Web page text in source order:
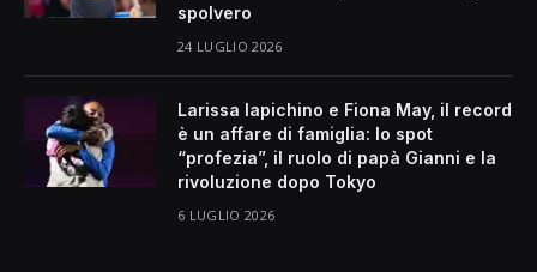
spolvero
24 LUGLIO 2026
Larissa Iapichino e Fiona May, il record
è un affare di famiglia: lo spot
“profezia”, il ruolo di papà Gianni e la
rivoluzione dopo Tokyo
6 LUGLIO 2026